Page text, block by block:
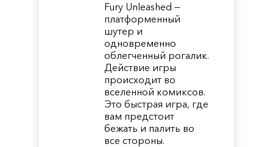
Fury Unleashed —
платформенный
шутер и
одновременно
облегченный рогалик.
Действие игры
происходит во
вселенной комиксов.
Это быстрая игра, где
вам предстоит
бежать и палить во
все стороны.